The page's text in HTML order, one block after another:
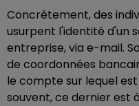
Concrètement, des
usurpent l'identité d'un
entreprise, via e-mail.
de coordonnées
le compte sur lequel
souvent, ce dernier est